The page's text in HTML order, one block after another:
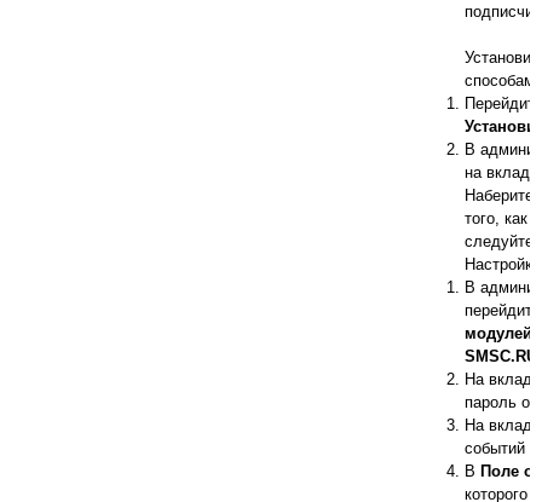
В
на
Наберите
того, как
следуйте
В
модулей
На
пароль
На
событий
В Поле
которого